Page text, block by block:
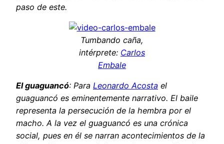
paso de este.
Tumbando caña,
intérprete: Carlos
Embale
El guaguancó: Para Leonardo Acosta el
guaguancó es eminentemente narrativo. El baile
representa la persecución de la hembra por el
macho. A la vez el guaguancó es una crónica
social, pues en él se narran acontecimientos de la